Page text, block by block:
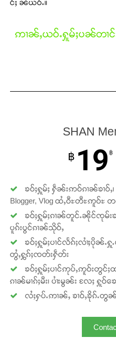
တႃႇႁႂ်ႈသဵင်ၵၢင်ၸႂ်ၵူၼ်းမိူင်
ဝ်ႇၽူႈတွႆႇႁွၵ်ႈ လႆ
င်ႈ ၼႆယဝ်ႉ။
ဢၢၼ်ႇယဝ်ႉႁူမ်ႈပၼ်တၢ
SHAN
฿ 19 ฿
ၶဝ်ႈႁူမ်ႈ ႁဵၼ်းဢဝ်ၵၢၼ်ၶၢဝ်ႇ
Blogger, Vlog ထႆႇဝီႊတီႊဢူဝ်
ၶဝ်ႈႁူမ်ႈၵၢၼ်တူင်ႉၼိုင်ၸုမ်း
ပူၵ်းပွင်ၵၢၼ်သိုဝ်ႇ
ၶဝ်ႈႁူမ်ႈပၢင်လႅၵ်ႈလၢႆႈပိုၼ်ႉ
တွႆႇႁွၵ်ႈၸတ်းႁဵတ်း
ၶဝ်ႈႁူမ်ႈပၢင်ဢုပ်ႇဢူဝ်းတွင်ႈထ
ၵၢၼ်မၢၵ်ႈမီး၊ ပၢႆးမွၼ်း လႄႈ ႁူဝ်
လႆႈႁပ်ႉဢၢၼ်ႇ ၶၢဝ်ႇၶိုၵ်ႉ